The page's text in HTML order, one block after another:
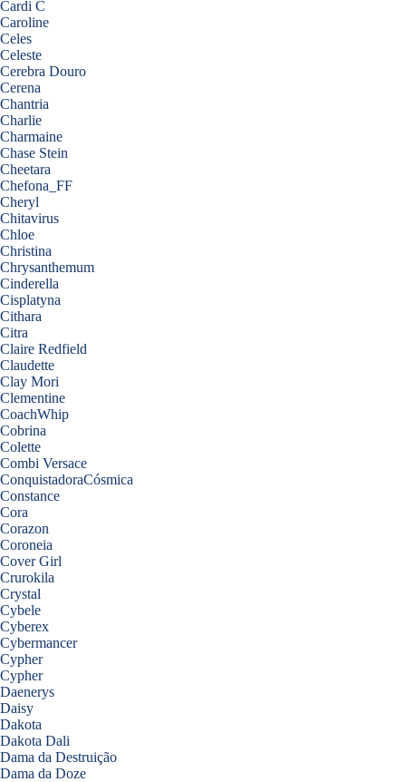
Cardi C
Caroline
Celes
Celeste
Cerebra Douro
Cerena
Chantria
Charlie
Charmaine
Chase Stein
Cheetara
Chefona_FF
Cheryl
Chitavirus
Chloe
Christina
Chrysanthemum
Cinderella
Cisplatyna
Cithara
Citra
Claire Redfield
Claudette
Clay Mori
Clementine
CoachWhip
Cobrina
Colette
Combi Versace
ConquistadoraCósmica
Constance
Cora
Corazon
Coroneia
Cover Girl
Crurokila
Crystal
Cybele
Cyberex
Cybermancer
Cypher
Cypher
Daenerys
Daisy
Dakota
Dakota Dali
Dama da Destruição
Dama da Doze